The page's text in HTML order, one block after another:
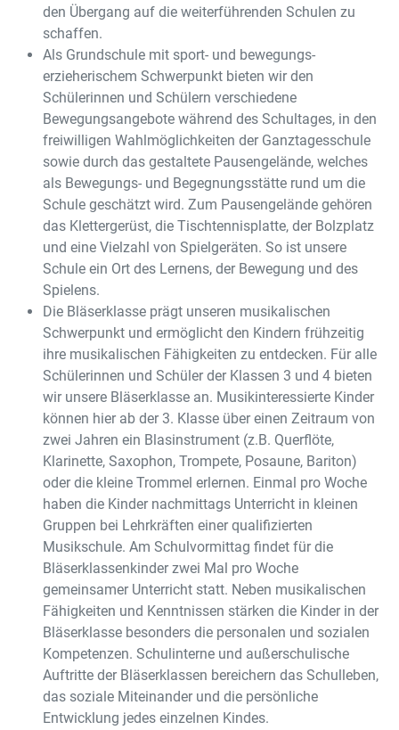
den Übergang auf die weiterführenden Schulen zu
schaffen.
Als Grundschule mit sport- und bewegungs-
erzieherischem Schwerpunkt bieten wir den
Schülerinnen und Schülern verschiedene
Bewegungsangebote während des Schultages, in den
freiwilligen Wahlmöglichkeiten der Ganztagesschule
sowie durch das gestaltete Pausengelände, welches
als Bewegungs- und Begegnungsstätte rund um die
Schule geschätzt wird. Zum Pausengelände gehören
das Klettergerüst, die Tischtennisplatte, der Bolzplatz
und eine Vielzahl von Spielgeräten. So ist unsere
Schule ein Ort des Lernens, der Bewegung und des
Spielens.
Die Bläserklasse prägt unseren musikalischen
Schwerpunkt und ermöglicht den Kindern frühzeitig
ihre musikalischen Fähigkeiten zu entdecken. Für alle
Schülerinnen und Schüler der Klassen 3 und 4 bieten
wir unsere Bläserklasse an. Musikinteressierte Kinder
können hier ab der 3. Klasse über einen Zeitraum von
zwei Jahren ein Blasinstrument (z.B. Querflöte,
Klarinette, Saxophon, Trompete, Posaune, Bariton)
oder die kleine Trommel erlernen. Einmal pro Woche
haben die Kinder nachmittags Unterricht in kleinen
Gruppen bei Lehrkräften einer qualifizierten
Musikschule. Am Schulvormittag findet für die
Bläserklassenkinder zwei Mal pro Woche
gemeinsamer Unterricht statt. Neben musikalischen
Fähigkeiten und Kenntnissen stärken die Kinder in der
Bläserklasse besonders die personalen und sozialen
Kompetenzen. Schulinterne und außerschulische
Auftritte der Bläserklassen bereichern das Schulleben,
das soziale Miteinander und die persönliche
Entwicklung jedes einzelnen Kindes.